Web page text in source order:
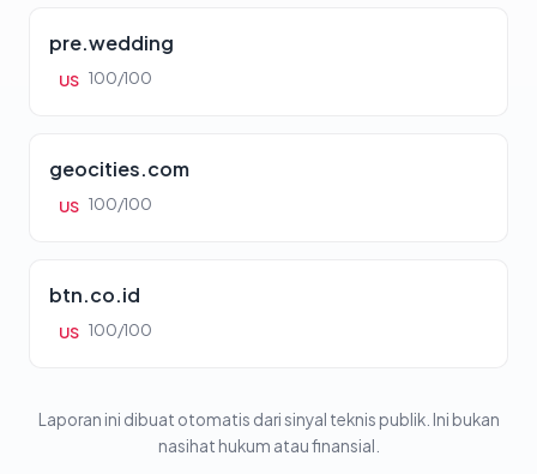
pre.wedding
US 100/100
geocities.com
US 100/100
btn.co.id
US 100/100
Laporan ini dibuat otomatis dari sinyal teknis publik. Ini bukan
nasihat hukum atau finansial.